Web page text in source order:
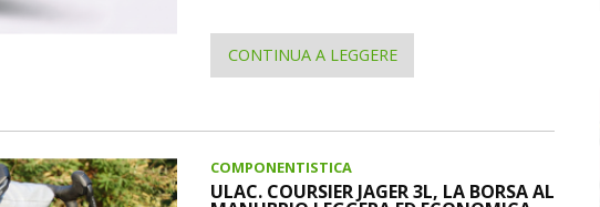
CONTINUA A LEGGERE
COMPONENTISTICA
ULAC. COURSIER JAGER 3L, LA BORSA AL